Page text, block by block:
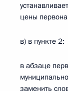
цены
в) в пункте 2:
в абзаце
заменить